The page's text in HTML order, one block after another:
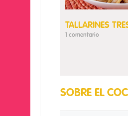
TALLARINES
1 comentario
SOBRE EL